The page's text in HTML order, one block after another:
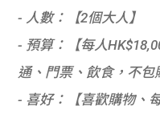
- 人數：【2個大人】
- 預算：【每人
通、門票、飲食，不包
- 喜好：【喜歡購物、